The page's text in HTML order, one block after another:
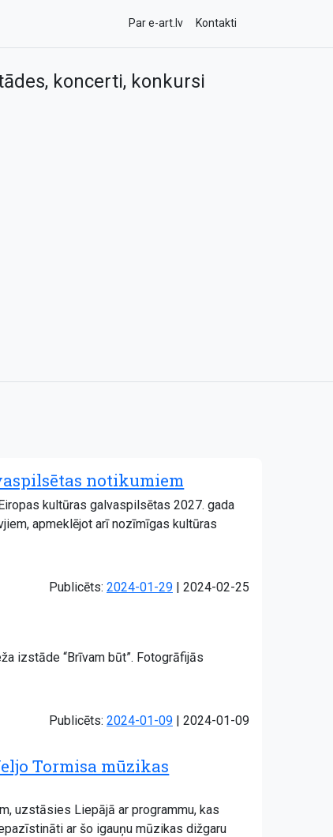
Par e-art.lv Kontakti
koncerti, konkursi
notikumiem
kultūras galvaspilsētas 2027. gada
apmeklējot arī nozīmīgas kultūras
Publicēts: 2024-01-29 Atjaunots:
2024-02-25
izstāde “Brīvam būt”. Fotogrāfijās
Publicēts: 2024-01-09 | Atjaunots:
2024-01-09
Tormisa mūzikas
uzstāsies Liepājā ar programmu, kas
ar šo igauņu mūzikas dižgaru